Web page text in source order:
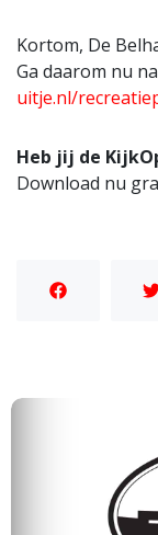
Kortom, De
Ga daarom nu
uitje.nl/
Heb jij de
Download nu